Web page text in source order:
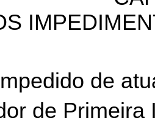
de
de Primeira